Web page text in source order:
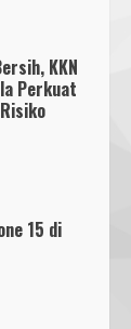
KKN
Perkuat
15 di